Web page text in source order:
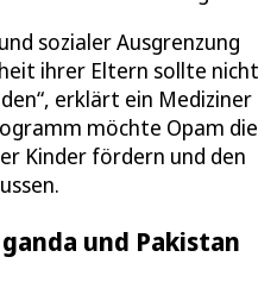
sozialer Ausgrenzung
ihrer Eltern sollte nicht
erklärt ein Mediziner
möchte Opam die
Kinder fördern und den
und Pakistan